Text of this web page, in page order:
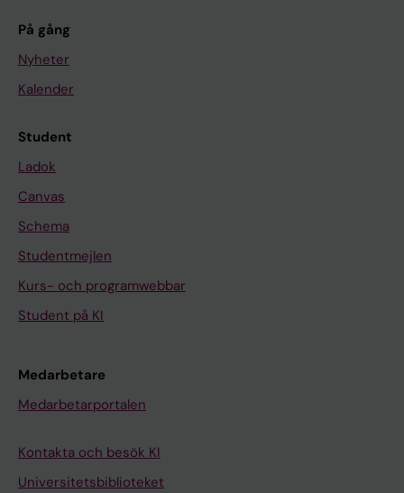
På gång
Nyheter
Kalender
Student
Ladok
Canvas
Schema
Studentmejlen
Kurs- och programwebbar
Student på KI
Medarbetare
Medarbetarportalen
Kontakta och besök KI
Universitetsbiblioteket